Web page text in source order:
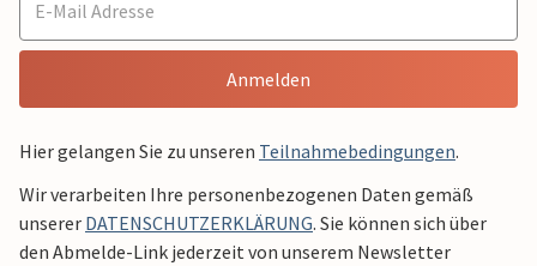
Anmelden
Hier gelangen Sie zu unseren Teilnahmebedingungen.
Wir verarbeiten Ihre personenbezogenen Daten gemäß
unserer DATENSCHUTZERKLÄRUNG. Sie können sich über
den Abmelde-Link jederzeit von unserem Newsletter